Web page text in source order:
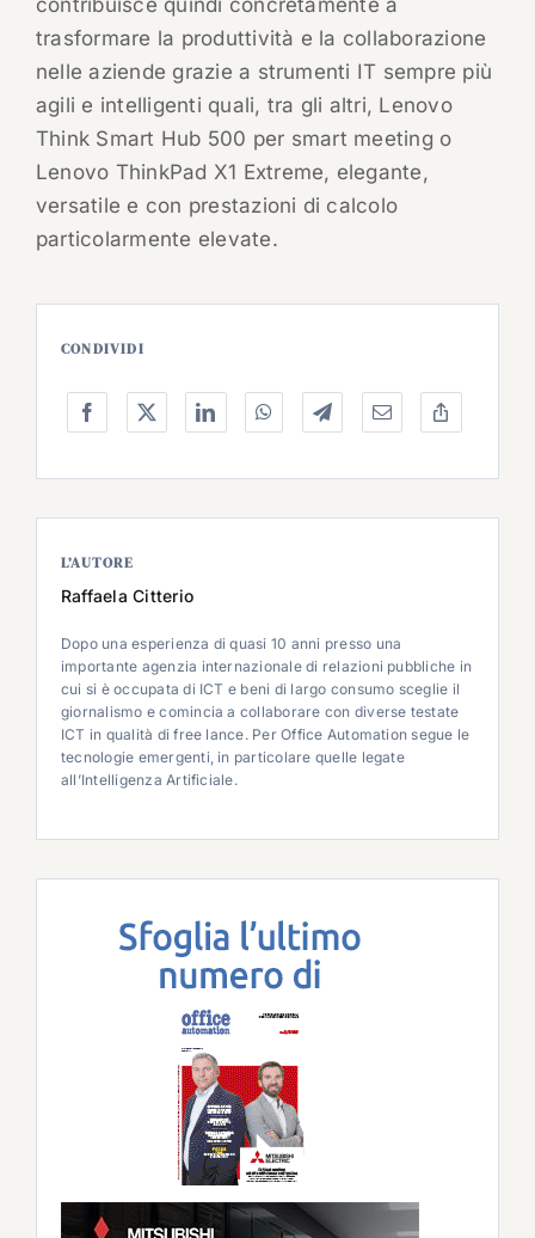
contribuisce quindi concretamente a
trasformare la produttività e la collaborazione
nelle aziende grazie a strumenti IT sempre più
agili e intelligenti quali, tra gli altri, Lenovo
Think Smart Hub 500 per smart meeting o
Lenovo ThinkPad X1 Extreme, elegante,
versatile e con prestazioni di calcolo
particolarmente elevate.
CONDIVIDI
L’AUTORE
Raffaela Citterio
Dopo una esperienza di quasi 10 anni presso una
importante agenzia internazionale di relazioni pubbliche in
cui si è occupata di ICT e beni di largo consumo sceglie il
giornalismo e comincia a collaborare con diverse testate
ICT in qualità di free lance. Per Office Automation segue le
tecnologie emergenti, in particolare quelle legate
all’Intelligenza Artificiale.